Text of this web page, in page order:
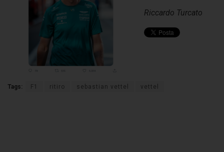
Riccardo Turcato
Tags: F1 ritiro sebastian vettel vettel